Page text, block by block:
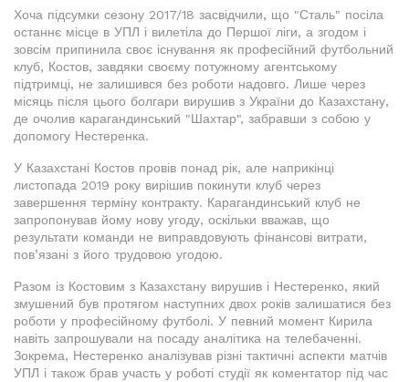
Хоча підсумки сезону 2017/18 засвідчили, що "Сталь" посіла
останнє місце в УПЛ і вилетіла до Першої ліги, а згодом і
зовсім припинила своє існування як професійний футбольний
клуб, Костов, завдяки своєму потужному агентському
підтримці, не залишився без роботи надовго. Лише через
місяць після цього болгари вирушив з України до Казахстану,
де очолив карагандинський "Шахтар", забравши з собою у
допомогу Нестеренка.
У Казахстані Костов провів понад рік, але наприкінці
листопада 2019 року вирішив покинути клуб через
завершення терміну контракту. Карагандинський клуб не
запропонував йому нову угоду, оскільки вважав, що
результати команди не виправдовують фінансові витрати,
пов’язані з його трудовою угодою.
Разом із Костовим з Казахстану вирушив і Нестеренко, який
змушений був протягом наступних двох років залишатися без
роботи у професійному футболі. У певний момент Кирила
навіть запрошували на посаду аналітика на телебаченні.
Зокрема, Нестеренко аналізував різні тактичні аспекти матчів
УПЛ і також брав участь у роботі студії як коментатор під час